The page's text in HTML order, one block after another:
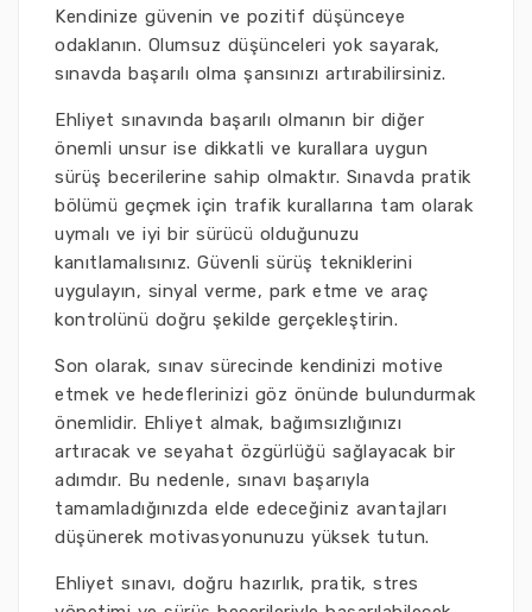
Kendinize güvenin ve pozitif düşünceye
odaklanın. Olumsuz düşünceleri yok sayarak,
sınavda başarılı olma şansınızı artırabilirsiniz.
Ehliyet sınavında başarılı olmanın bir diğer
önemli unsur ise dikkatli ve kurallara uygun
sürüş becerilerine sahip olmaktır. Sınavda pratik
bölümü geçmek için trafik kurallarına tam olarak
uymalı ve iyi bir sürücü olduğunuzu
kanıtlamalısınız. Güvenli sürüş tekniklerini
uygulayın, sinyal verme, park etme ve araç
kontrolünü doğru şekilde gerçekleştirin.
Son olarak, sınav sürecinde kendinizi motive
etmek ve hedeflerinizi göz önünde bulundurmak
önemlidir. Ehliyet almak, bağımsızlığınızı
artıracak ve seyahat özgürlüğü sağlayacak bir
adımdır. Bu nedenle, sınavı başarıyla
tamamladığınızda elde edeceğiniz avantajları
düşünerek motivasyonunuzu yüksek tutun.
Ehliyet sınavı, doğru hazırlık, pratik, stres